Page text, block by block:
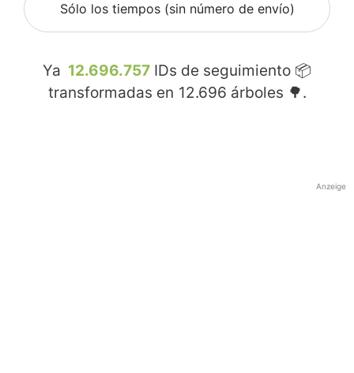
Sólo los tiempos (sin número de envío)
Ya 12.696.757 IDs de seguimiento 📦
transformadas en 12.696 árboles 🌳.
Anzeige